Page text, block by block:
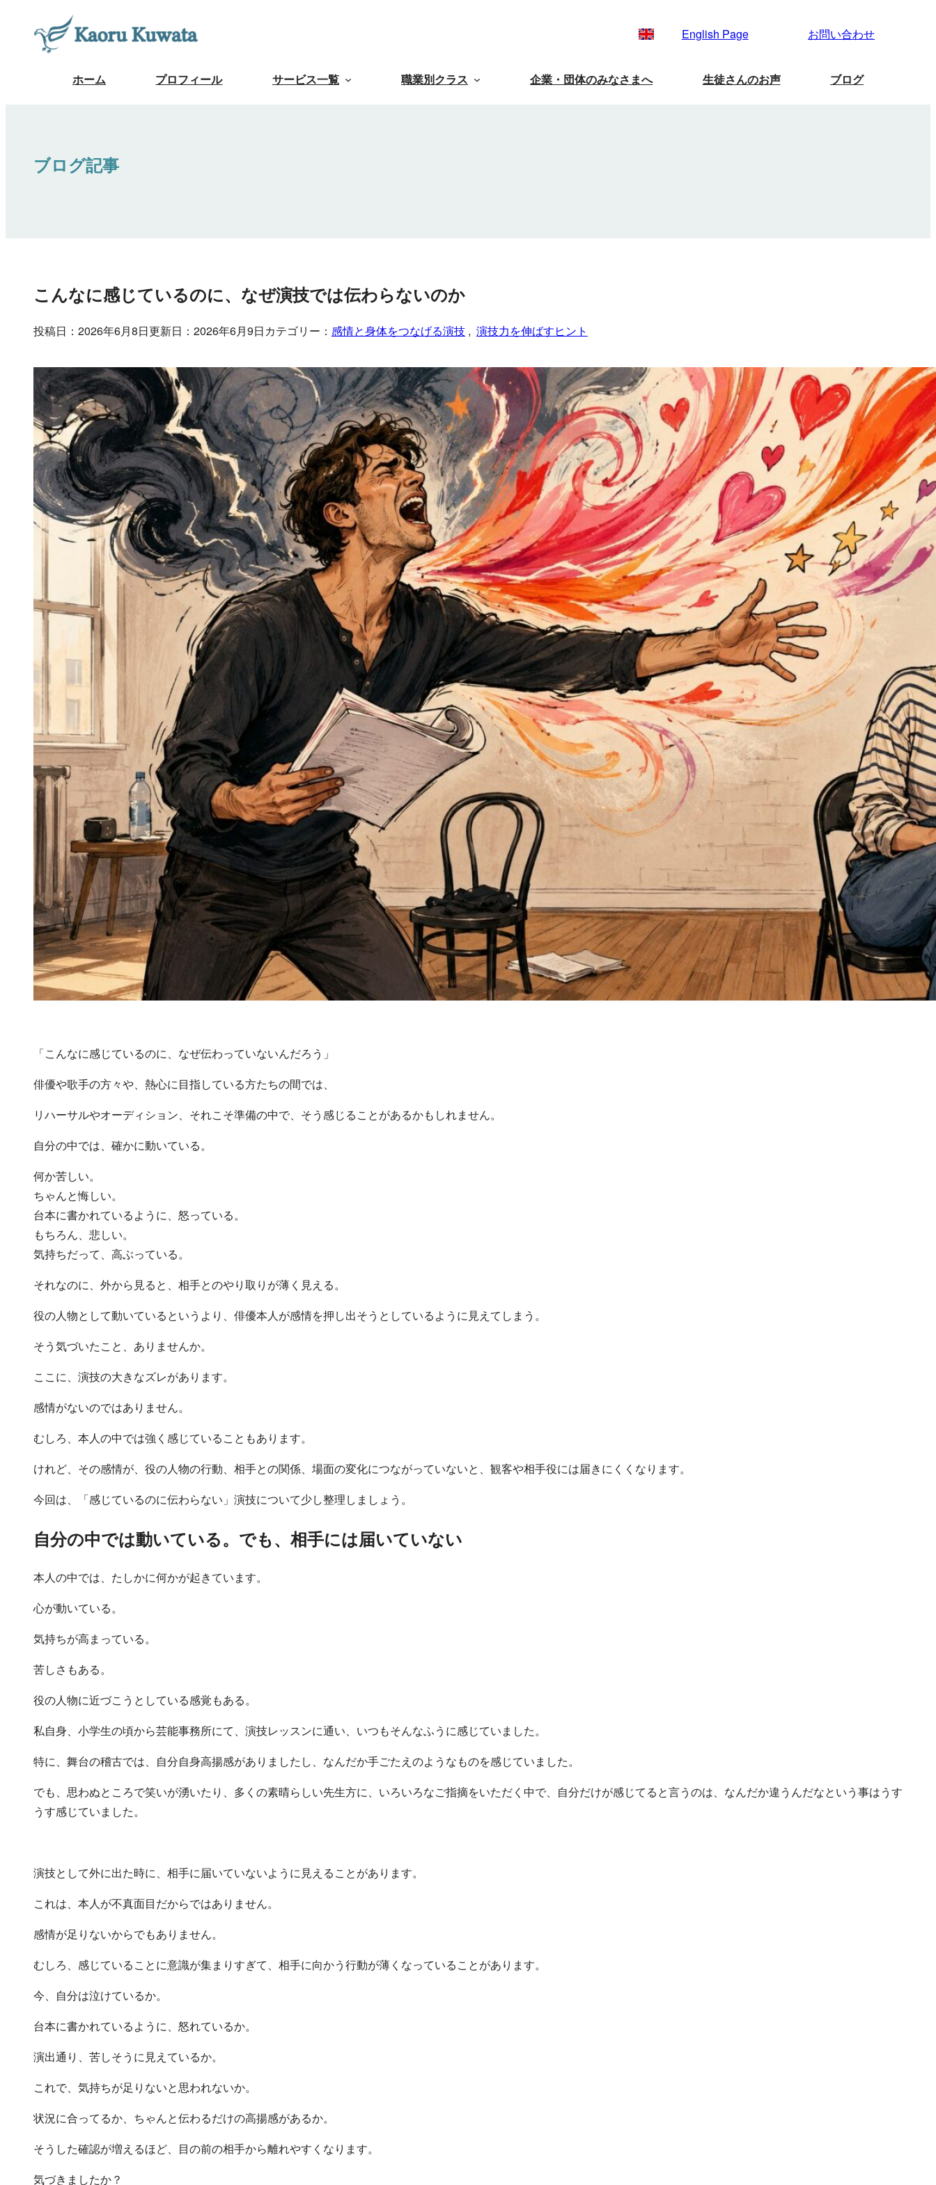
English Page お問い合わせ
ホーム プロフィール サービス一覧 職業別クラス 企業・団体のみなさまへ 生徒さんのお声 ブログ
ブログ記事
こんなに感じているのに、なぜ演技では伝わらないのか
投稿日：2026年6月8日更新日：2026年6月9日カテゴリー： 感情と身体をつなげる演技 , 演技力を伸ばすヒント
「こんなに感じているのに、なぜ伝わっていないんだろう」
俳優や歌手の方々や、熱心に目指している方たちの間では、
リハーサルやオーディション、それこそ準備の中で、そう感じることがあるかもしれません。
自分の中では、確かに動いている。
何か苦しい。
ちゃんと悔しい。
台本に書かれているように、怒っている。
もちろん、悲しい。
気持ちだって、高ぶっている。
それなのに、外から見ると、相手とのやり取りが薄く見える。
役の人物として動いているというより、俳優本人が感情を押し出そうとしているように見えてしまう。
そう気づいたこと、ありませんか。
ここに、演技の大きなズレがあります。
感情がないのではありません。
むしろ、本人の中では強く感じていることもあります。
けれど、その感情が、役の人物の行動、相手との関係、場面の変化につながっていないと、観客や相手役には届きにくくなります。
今回は、「感じているのに伝わらない」演技について少し整理しましょう。
自分の中では動いている。でも、相手には届いていない
本人の中では、たしかに何かが起きています。
心が動いている。
気持ちが高まっている。
苦しさもある。
役の人物に近づこうとしている感覚もある。
私自身、小学生の頃から芸能事務所にて、演技レッスンに通い、いつもそんなふうに感じていました。
特に、舞台の稽古では、自分自身高揚感がありましたし、なんだか手ごたえのようなものを感じていました。
でも、思わぬところで笑いが湧いたり、多くの素晴らしい先生方に、いろいろなご指摘をいただく中で、自分だけが感じてると言うのは、なんだか違うんだなという事はうす
うす感じていました。
演技として外に出た時に、相手に届いていないように見えることがあります。
これは、本人が不真面目だからではありません。
感情が足りないからでもありません。
むしろ、感じていることに意識が集まりすぎて、相手に向かう行動が薄くなっていることがあります。
今、自分は泣けているか。
台本に書かれているように、怒れているか。
演出通り、苦しそうに見えているか。
これで、気持ちが足りないと思われないか。
状況に合ってるか、ちゃんと伝わるだけの高揚感があるか。
そうした確認が増えるほど、目の前の相手から離れやすくなります。
気づきましたか？